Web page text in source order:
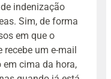
indenização
Sim, de forma
em que o
recebe um e-mail
cima da hora,